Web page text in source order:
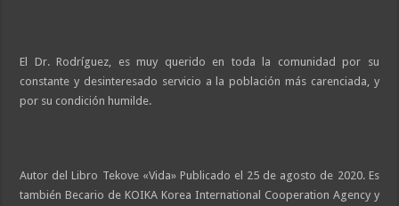
El Dr. Rodríguez, es muy querido en toda la comunidad por su
constante y desinteresado servicio a la población más carenciada, y
por su condición humilde.
Autor del Libro Tekove «Vida» Publicado el 25 de agosto de 2020. Es
también Becario de KOIKA Korea International Cooperation Agency y